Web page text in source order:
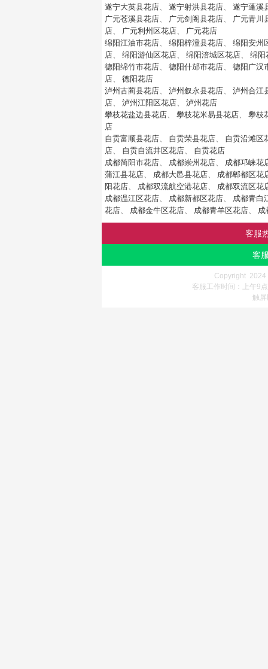
遂宁大英县花店、 遂宁射洪县花店、 遂宁蓬溪
广元苍溪县花店、 广元剑阁县花店、 广元青川
店、 广元利州区花店、 广元花店
绵阳江油市花店、 绵阳梓潼县花店、 绵阳安州
店、 绵阳游仙区花店、 绵阳涪城区花店、 绵阳
德阳绵竹市花店、 德阳什邡市花店、 德阳广汉
店、 德阳花店
泸州古蔺县花店、 泸州叙永县花店、 泸州合江
店、 泸州江阳区花店、 泸州花店
攀枝花盐边县花店、 攀枝花米易县花店、 攀枝
店
自贡富顺县花店、 自贡荣县花店、 自贡沿滩区
店、 自贡自流井区花店、 自贡花店
成都简阳市花店、 成都崇州花店、 成都邛崃花
蒲江县花店、 成都大邑县花店、 成都郫都区花
阳花店、 成都双流航空港花店、 成都双流区花
成都温江区花店、 成都新都区花店、 成都青白
花店、 成都金牛区花店、 成都青羊区花店、 成
客服
客
Copyright 2024
客服工作时间：上午9
触